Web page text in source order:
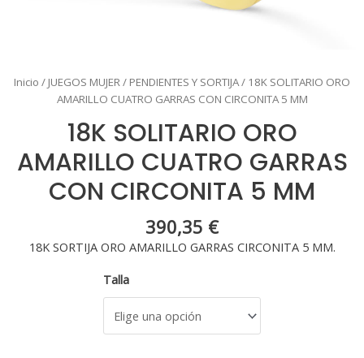
Inicio / JUEGOS MUJER / PENDIENTES Y SORTIJA/ 18K SOLITARIO ORO
AMARILLO CUATRO GARRAS CON CIRCONITA 5 MM
18K SOLITARIO ORO
AMARILLO CUATRO GARRAS
CON CIRCONITA 5 MM
390,35 €
18K SORTIJA ORO AMARILLO GARRAS CIRCONITA 5 MM.
Talla